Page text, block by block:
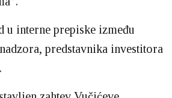
u interne prepiske između
predstavnika investitora